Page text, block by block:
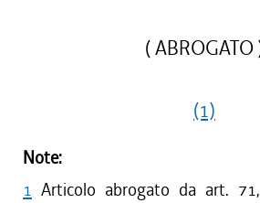
( ABROGATO
(1)
Note:
1 Articolo abrogato da art.